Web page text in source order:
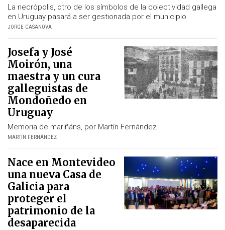
La necrópolis, otro de los símbolos de la colectividad gallega
en Uruguay pasará a ser gestionada por el municipio
JORGE CASANOVA
Josefa y José
Moirón, una
maestra y un cura
galleguistas de
Mondoñedo en
Uruguay
Memoria de mariñáns, por Martín Fernández
MARTÍN FERNÁNDEZ
Nace en Montevideo
una nueva Casa de
Galicia para
proteger el
patrimonio de la
desaparecida